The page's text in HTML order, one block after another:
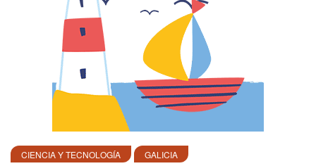
CIENCIA Y TECNOLOGÍA GALICIA